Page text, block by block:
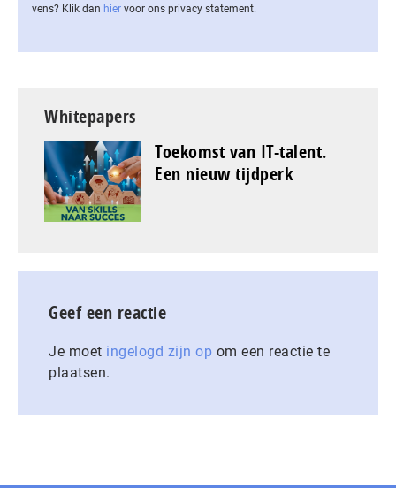
vens? Klik dan hier voor ons privacy statement.
Whitepapers
Toekomst van IT-talent.
Een nieuw tijdperk
Geef een reactie
Je moet ingelogd zijn op om een reactie te
plaatsen.